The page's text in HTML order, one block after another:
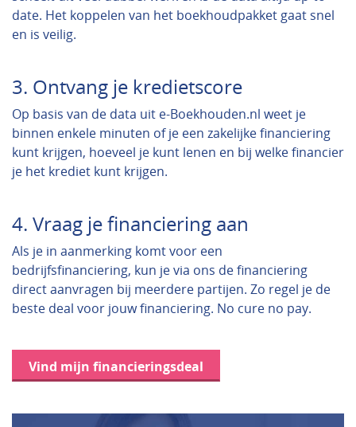
date. Het koppelen van het boekhoudpakket gaat snel
en is veilig.
3. Ontvang je kredietscore
Op basis van de data uit e-Boekhouden.nl weet je
binnen enkele minuten of je een zakelijke financiering
kunt krijgen, hoeveel je kunt lenen en bij welke financier
je het krediet kunt krijgen.
4. Vraag je financiering aan
Als je in aanmerking komt voor een
bedrijfsfinanciering, kun je via ons de financiering
direct aanvragen bij meerdere partijen. Zo regel je de
beste deal voor jouw financiering. No cure no pay.
Vind mijn financieringsdeal